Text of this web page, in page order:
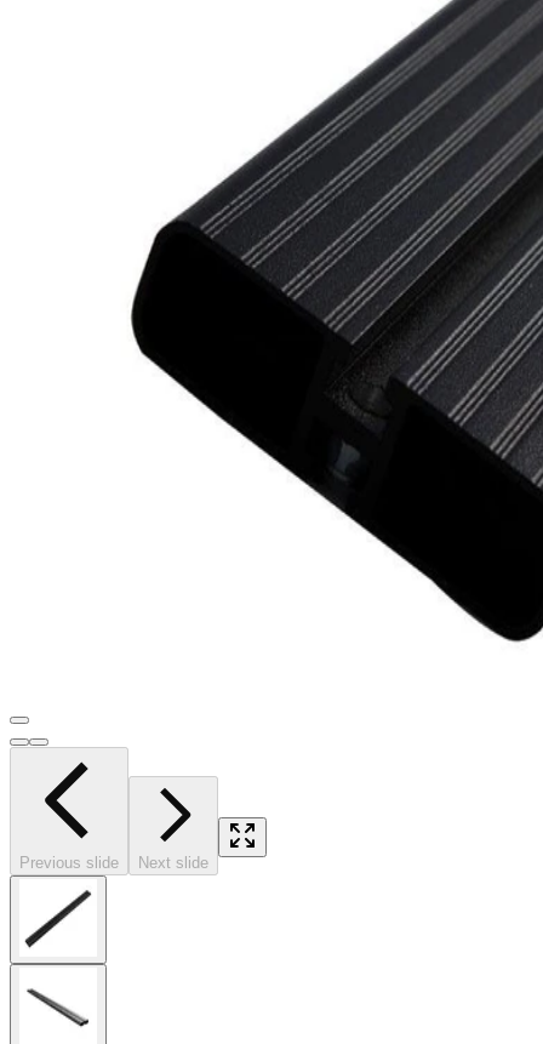
Previous slide Next slide